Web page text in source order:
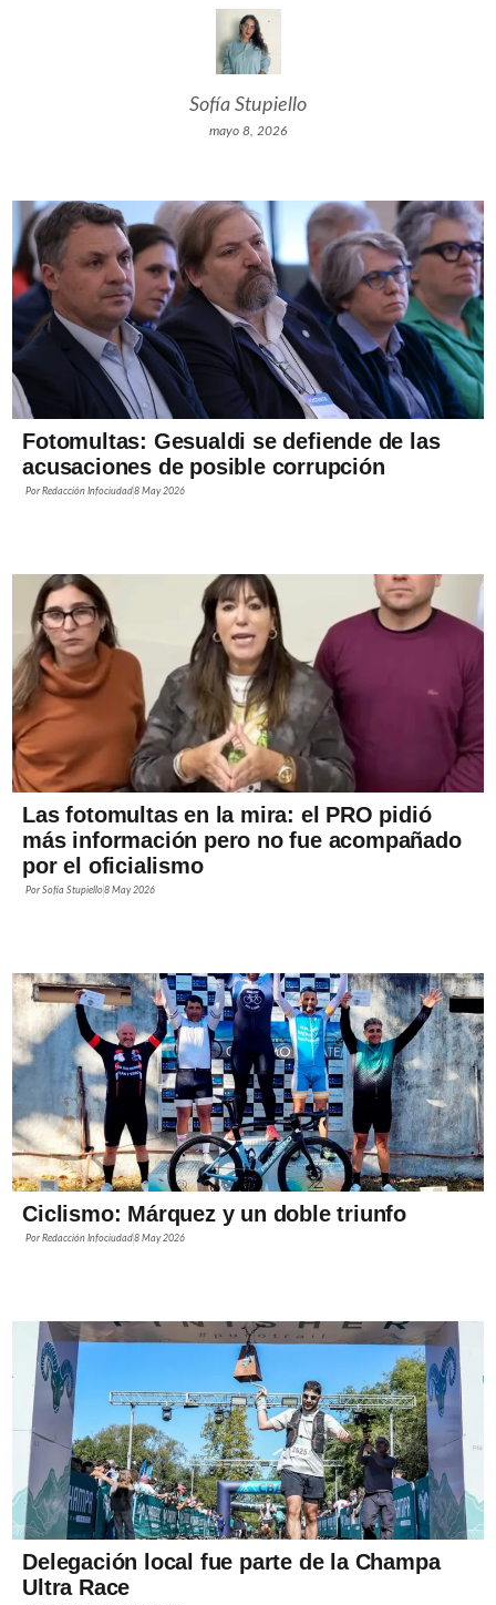
Sofía Stupiello
mayo 8, 2026
Fotomultas: Gesualdi se defiende de las
acusaciones de posible corrupción
PorRedacción Infociudad8 May 2026
Las fotomultas en la mira: el PRO pidió
más información pero no fue acompañado
por el oficialismo
PorSofía Stupiello8 May 2026
Ciclismo: Márquez y un doble triunfo
PorRedacción Infociudad8 May 2026
Delegación local fue parte de la Champa
Ultra Race